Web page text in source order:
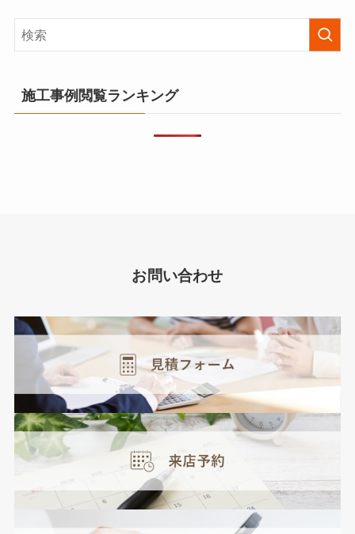
施工事例閲覧ランキング
お問い合わせ